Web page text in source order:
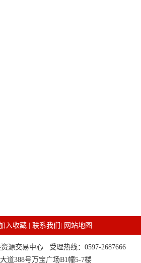
入收藏| 联系我们 网站地图
源交易中心 受理热线：0597-2687666
道388号万宝广场B1幢5-7楼